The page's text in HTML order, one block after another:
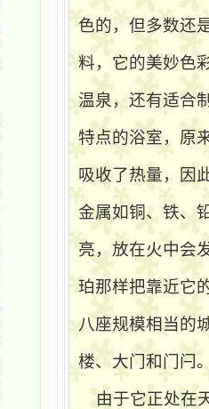
色的，但多数还
料，它的美妙色
温泉，还有适合
特点的浴室，原
吸收了热量，因
金属如铜、铁、
亮，放在火中会
珀那样把靠近它
八座规模相当的
楼、大门和门闩
由于它正处在